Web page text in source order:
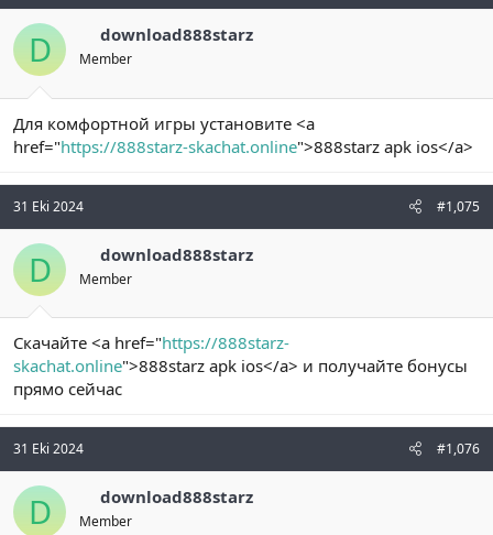
D download888starz
Member
Для комфортной игры установите <a
href="https://888starz-skachat.online">888starz apk ios</a>
31 Eki 2024 #1,075
D download888starz
Member
Скачайте <a href="https://888starz-
skachat.online">888starz apk ios</a> и получайте бонусы
прямо сейчас
31 Eki 2024 #1,076
D download888starz
Member